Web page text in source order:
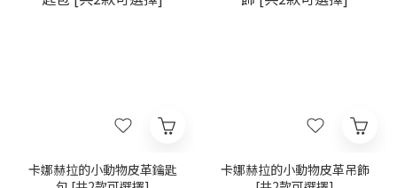
卡娜赫拉的小動物皮革鑰匙
卡娜赫拉的小動物皮革吊飾